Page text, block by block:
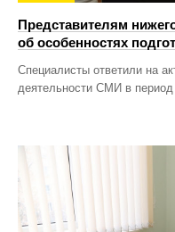
Представителям
об особенностях
Специалисты ответили на
деятельности СМИ в